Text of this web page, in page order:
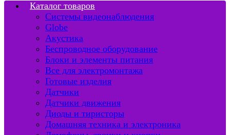
Каталог товаров
Системы видеонаблюдения
Globe
Акустика
Беспроводное оборудование
Блоки и элементы питания
Все для электромонтажа
Готовые изделия
Датчики
Датчики движения
Диоды и тиристоры
Домашняя техника и электроника